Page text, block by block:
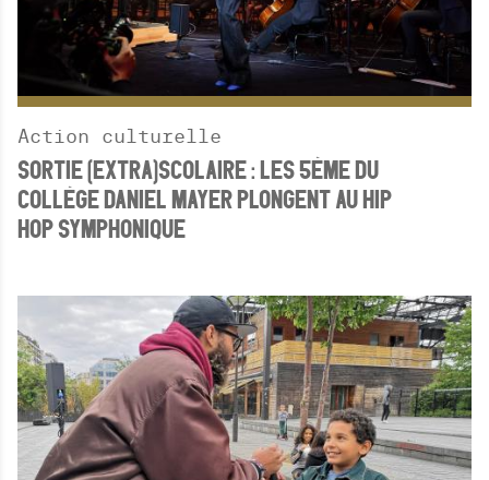
Action culturelle
SORTIE (EXTRA)SCOLAIRE : LES 5ÈME DU
COLLÈGE DANIEL MAYER PLONGENT AU HIP
HOP SYMPHONIQUE